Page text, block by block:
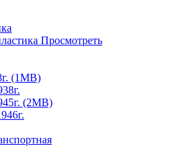
Просмотреть
(1МВ)
(2МВ)